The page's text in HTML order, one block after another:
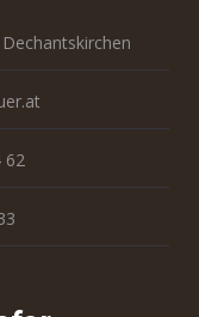
62